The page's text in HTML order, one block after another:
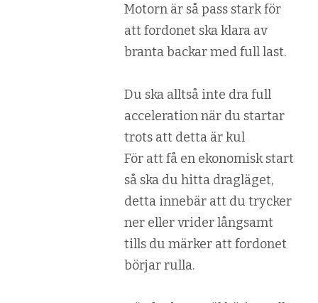
Motorn är så pass stark för
att fordonet ska klara av
branta backar med full last.
Du ska alltså inte dra full
acceleration när du startar
trots att detta är kul
För att få en ekonomisk start
så ska du hitta dragläget,
detta innebär att du trycker
ner eller vrider långsamt
tills du märker att fordonet
börjar rulla.